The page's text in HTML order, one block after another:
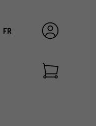
FR